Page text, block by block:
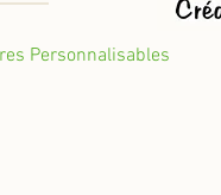
Personnalisables